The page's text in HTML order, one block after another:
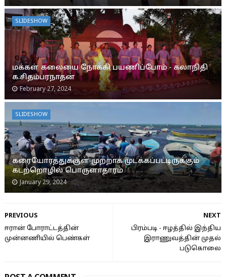
SLIDESHOW
மக்கள் கலையை நோக்கி பயணிப்போம் - கலாநிதி
க.சிதம்பரநாதன்
February 27, 2024
SLIDESHOW
கரையோரத்துக்குள் முற்றாக முடக்கப்பட்டிருக்கும்
கடற்றொழில் பொருளாதாரம்
January 29, 2024
NEXT
பிரம்படி - ஈழத்தில் இந்திய
இராணுவத்தின் முதல்
படுகொலை
PREVIOUS
ஈரான் போராட்டத்தின்
முன்னணியில் பெண்கள்